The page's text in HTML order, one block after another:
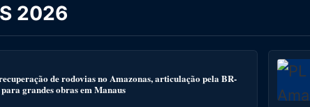
2026
de rodovias no Amazonas, articulação pela BR-
grandes obras em Manaus